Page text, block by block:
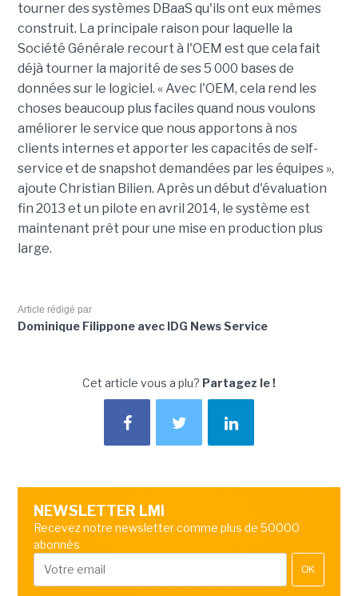
tourner des systèmes DBaaS qu'ils ont eux mêmes
construit. La principale raison pour laquelle la
Société Générale recourt à l'OEM est que cela fait
déjà tourner la majorité de ses 5 000 bases de
données sur le logiciel. « Avec l'OEM, cela rend les
choses beaucoup plus faciles quand nous voulons
améliorer le service que nous apportons à nos
clients internes et apporter les capacités de self-
service et de snapshot demandées par les équipes »,
ajoute Christian Bilien. Après un début d'évaluation
fin 2013 et un pilote en avril 2014, le système est
maintenant prêt pour une mise en production plus
large.
Article rédigé par
Dominique Filippone avec IDG News Service
Cet article vous a plu? Partagez le !
NEWSLETTER LMI
Recevez notre newsletter comme plus de 50000
abonnés
OK